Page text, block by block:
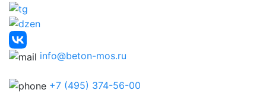
info@beton-mos.ru
+7 (495) 374-56-00